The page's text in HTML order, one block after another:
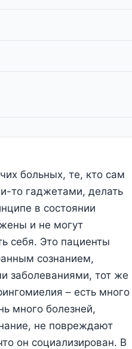
больных, те, кто сам
то гаджетами, делать
в состоянии
и не могут
себя. Это пациенты
сознанием,
заболеваниями, тот же
– есть много
много болезней,
не повреждают
он социализирован. В